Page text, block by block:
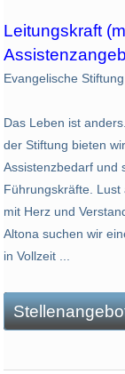
Leitungskraft
Evangelische
Das Leben ist
der Stiftung bieten
Assistenzbedarf und
Führungskräfte.
mit Herz und
Altona suchen wir
in Vollzeit ...